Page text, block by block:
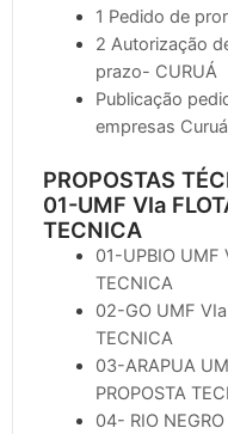
1 Pedido de
2 Autorização
prazo- CURUÁ
Publicação
empresas
PROPOSTAS
01-UMF VIa
TECNICA
01-UPBIO UMF
TECNICA
02-GO UMF VIa
TECNICA
03-ARAPUA
PROPOSTA
04- RIO